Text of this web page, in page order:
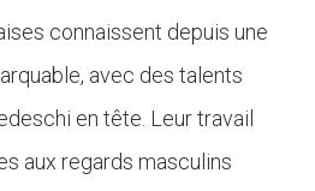
connaissent depuis une
avec des talents
en tête. Leur travail
aux regards masculins